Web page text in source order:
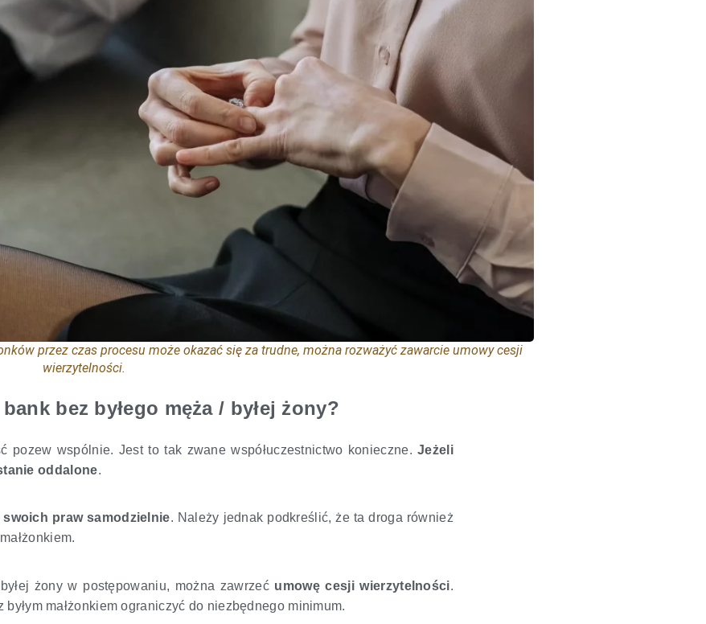
przez czas procesu może okazać się za trudne, można rozważyć zawarcie umowy cesji
wierzytelności.
bez byłego męża / byłej żony?
pozew wspólnie. Jest to tak zwane współuczestnictwo konieczne.Jeżeli
oddalone.
praw samodzielnie. Należy jednak podkreślić, że ta droga również
żony w postępowaniu, można zawrzeć umowę cesji wierzytelności.
małżonkiem ograniczyć do niezbędnego minimum.